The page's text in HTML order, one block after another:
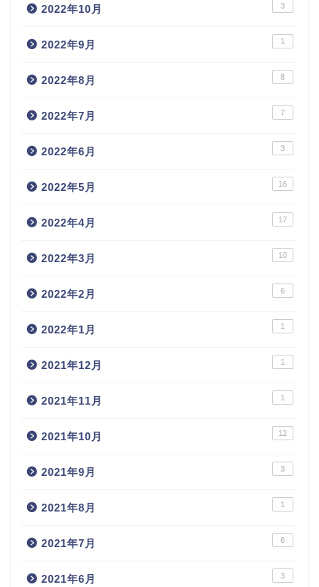
2022年10月 3
2022年9月 1
2022年8月 8
2022年7月 7
2022年6月 3
2022年5月 16
2022年4月 17
2022年3月 10
2022年2月 6
2022年1月 1
2021年12月 1
2021年11月 1
2021年10月 12
2021年9月 3
2021年8月 1
2021年7月 6
2021年6月 3